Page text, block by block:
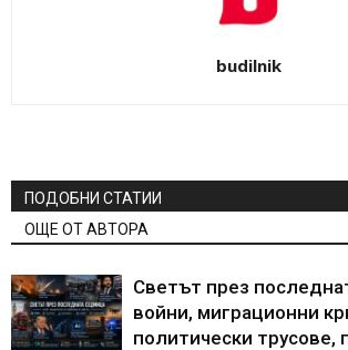
budilnik
ПОДОБНИ СТАТИИ
ОЩЕ ОТ АВТОРА
Светът през
войни, миграционни
политически трусове,